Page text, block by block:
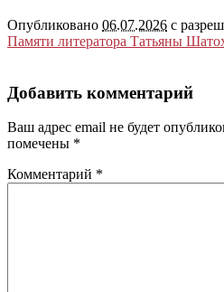
Опубликовано 06.07.2026 с
Памяти литератора Татьяны
Добавить комментарий
Ваш адрес email не будет
помечены *
Комментарий *